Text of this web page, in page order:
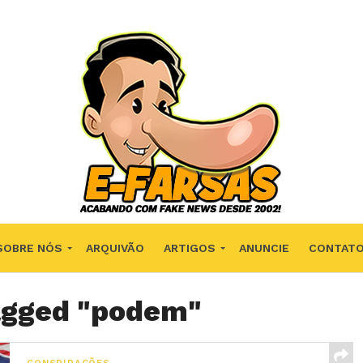
NÓS ARQUIVÃO ARTIGOS ANUNCIE CONTATO
"podem"